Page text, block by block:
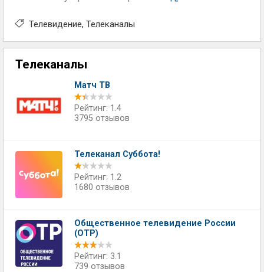
Телевидение Телеканалы
Телеканалы
Матч ТВ
Рейтинг: 1.4
3795 отзывов
Телеканал Суббота!
Рейтинг: 1.2
1680 отзывов
Общественное телевидение России
(ОТР)
Рейтинг: 3.1
739 отзывов